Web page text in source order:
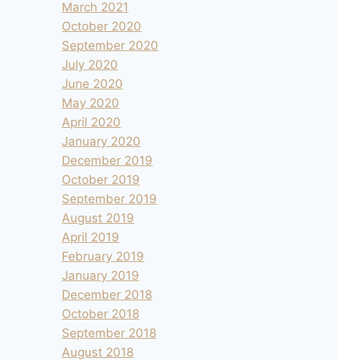
March 2021
October 2020
September 2020
July 2020
June 2020
May 2020
April 2020
January 2020
December 2019
October 2019
September 2019
August 2019
April 2019
February 2019
January 2019
December 2018
October 2018
September 2018
August 2018